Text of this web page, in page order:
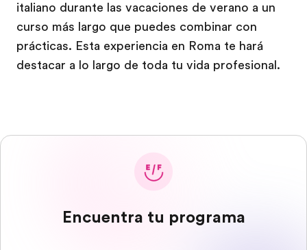
italiano durante las vacaciones de verano a un
curso más largo que puedes combinar con
prácticas. Esta experiencia en Roma te hará
destacar a lo largo de toda tu vida profesional.
Encuentra tu programa